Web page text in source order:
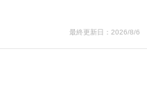
最終更新日：2026/8/6